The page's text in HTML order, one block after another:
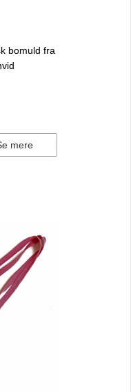
bomuld fra
mere